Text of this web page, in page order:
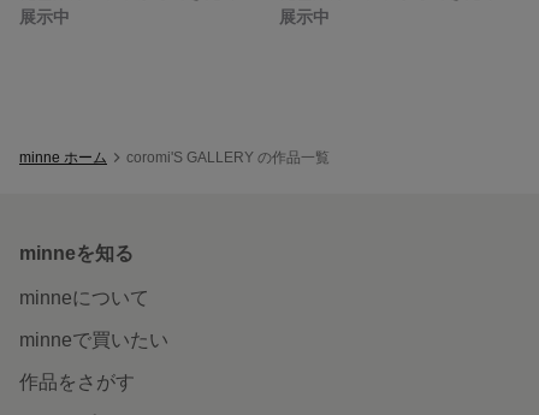
展示中
展示中
minne ホーム coromi'S GALLERY の作品一覧
minneを知る
minneについて
minneで買いたい
作品をさがす